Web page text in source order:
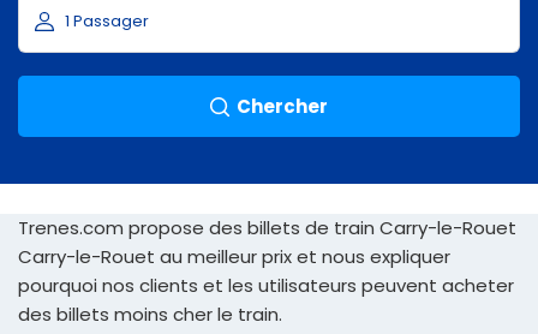
Chercher
Trenes.com propose des billets de train Carry-le-Rouet
Carry-le-Rouet au meilleur prix et nous expliquer
pourquoi nos clients et les utilisateurs peuvent acheter
des billets moins cher le train.